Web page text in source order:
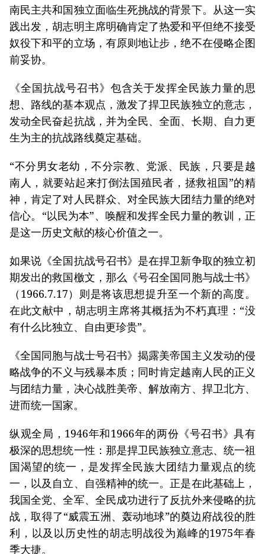
南民主共和国独立面临生死挑战的背景下。从这一实
践出发，胡志明主席明确肯定了热爱和平但绝不接受
奴役下和平的立场，有原则地让步，绝不在侵略企图
前妥协。
《全国抗战号召书》包含关于发挥全民族力量的思
想、路线的基本观点，激发了捍卫民族独立的意志，
发动全民奋起抗战，并为全民、全面、长期、自力更
生为主的抗战路线奠定基础。
“不分男女老幼，不分宗教、党派、民族，只要是越
南人，就要站起来打倒法国殖民者，拯救祖国”的精
神，肯定了对人民群众、对全民族大团结力量的绝对
信心。“以民为本”、唤醒和发挥全民力量的教训，正
是这一历史文献的核心价值之一。
如果说《全国抗战号召书》是在捍卫新争取的独立初
期发出的救国檄文，那么《号召全国同胞与战士书》
（1966.7.17）则是将该思想提升至一个新的高度。
在此文献中，胡志明主席将其概括为不朽真理：“没
有什么比独立、自由更珍贵”。
《全国同胞与战士号召书》揭露美帝国主义发动的侵
略战争的不义与残暴本质；同时肯定越南人民的正义
与团结力量，决心战胜美帝、解放南方、捍卫北方、
进而统一国家。
纵观全局，1946年和1966年的两份《号召书》具有
极深的思想统一性：那是捍卫民族独立意志、统一祖
国渴望的统一，是发挥全民族大团结力量观点的统
一，以及自立、自强精神的统一。正是在此基础上，
我国全党、全军、全民成功进行了反抗外来侵略的抗
战，取得了“威震五洲、轰动地球”的奠边府战役的胜
利，以及以历史性的胡志明战役为巅峰的1975年春
季大捷。